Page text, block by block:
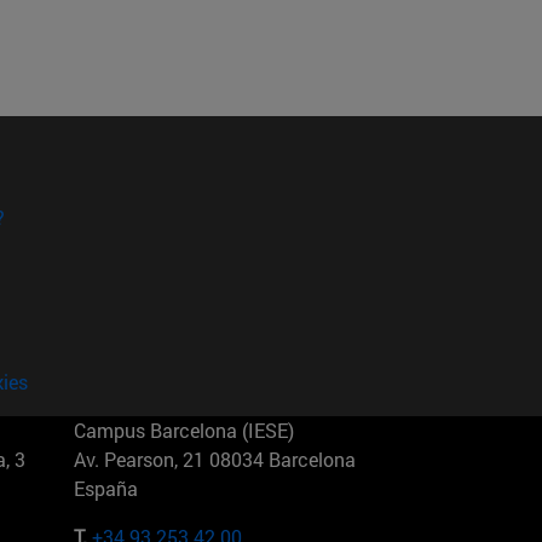
3
Campus Barcelona (IESE)
Av. Pearson, 21 08034 Barcelona
España
T. +34 93 253 42 00